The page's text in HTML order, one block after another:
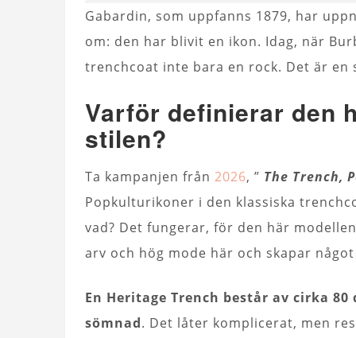
Gabardin, som uppfanns 1879, har
om: den har blivit en ikon. Idag, när
trenchcoat inte bara en rock. Det är
Varför definierar den
stilen?
Ta kampanjen från 2026, ” The Trench,
Popkulturikoner i den klassiska
vad? Det fungerar, för den här
arv och hög mode här och skapar
En Heritage Trench består av cirka
sömnad. Det låter komplicerat, men